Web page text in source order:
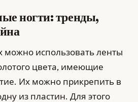
ногти: тренды,
можно использовать ленты
цвета, имеющие
Их можно прикрепить в
из пластин. Для этого